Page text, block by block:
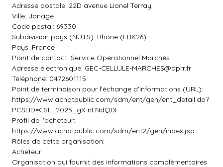
Adresse postale: 22D avenue Lionel Terray
Ville: Jonage
Code postal: 69330
Subdivision pays (NUTS): Rhône (FRK26)
Pays: France
Point de contact: Service Opérationnel Marchés
Adresse électronique: GEC-CELLULE-MARCHES@aprr.fr
Téléphone: 0472601115.
Point de terminaison pour l'échange d'informations (URL):
https://www.achatpublic.com/sdm/ent/gen/ent_detail.do?
PCSLID=CSL_2025_gX-nLNdQ0I
Profil de l'acheteur:
https://www.achatpublic.com/sdm/ent2/gen/index.jsp
Rôles de cette organisation:
Acheteur
Organisation qui fournit des informations complémentaires